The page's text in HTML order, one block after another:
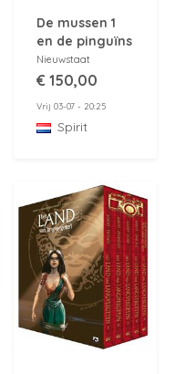
De mussen 1
en de pinguïns
2 - Integraal -
Luxe uitgave
originele
omslagtekening
Nieuwstaat
€ 150,00
Vrij 03-07 - 20:25
Spirit